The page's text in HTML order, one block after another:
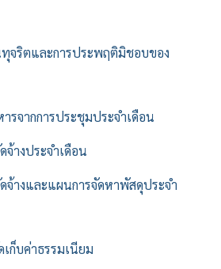
ทุจริตและการประพฤติมิชอบของ
รจากการประชุมประจำเดือน
จ้างประจำเดือน
จ้างและแผนการจัดหาพัสดุประจำ
ก็บค่าธรรมเนียม